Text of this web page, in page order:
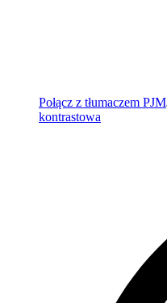
Połącz z tłumaczem PJM
kontrastowa